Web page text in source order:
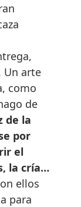
Un arte
como
de
de la
por
el
la cría…
ellos
para